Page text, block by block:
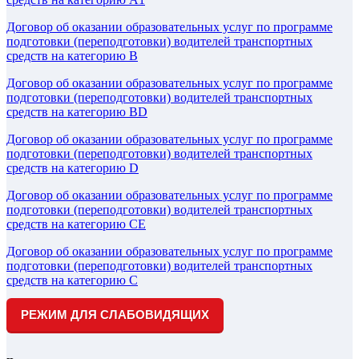
Договор об оказании образовательных услуг по программе
подготовки (переподготовки) водителей транспортных
средств на категорию В
Договор об оказании образовательных услуг по программе
подготовки (переподготовки) водителей транспортных
средств на категорию BD
Договор об оказании образовательных услуг по программе
подготовки (переподготовки) водителей транспортных
средств на категорию D
Договор об оказании образовательных услуг по программе
подготовки (переподготовки) водителей транспортных
средств на категорию СE
Договор об оказании образовательных услуг по программе
подготовки (переподготовки) водителей транспортных
средств на категорию C
РЕЖИМ ДЛЯ СЛАБОВИДЯЩИХ